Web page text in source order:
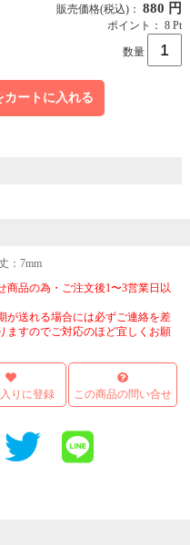
販売価格(税込)： 880 円
ポイント： 8 Pt
数量
カートに入れる
：7mm
品の為・ご注文後1〜3営業日以
が送れる場合には必ずご連絡を差
ますのでご対応のほど宜しくお願
りに登録 この商品の問い合せ